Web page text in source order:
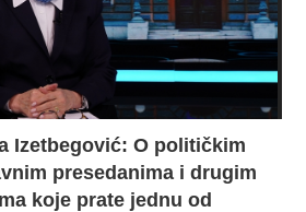
Izetbegović: O političkim
presedanima i drugim
koje prate jednu od